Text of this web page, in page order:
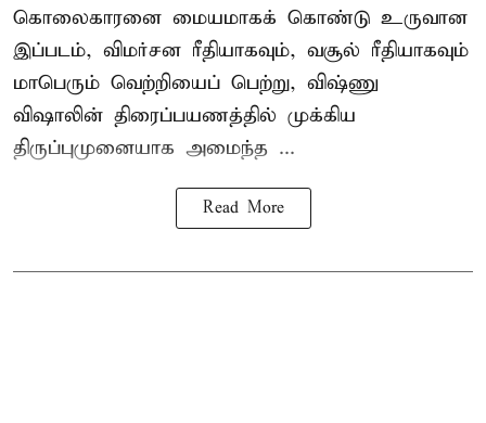
கொலைகாரனை மையமாகக் கொண்டு உருவான
இப்படம், விமர்சன ரீதியாகவும், வசூல் ரீதியாகவும்
மாபெரும் வெற்றியைப் பெற்று, விஷ்ணு
விஷாலின் திரைப்பயணத்தில் முக்கிய
திருப்புமுனையாக அமைந்த ...
Read More